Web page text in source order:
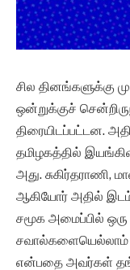
சில தினங்களுக்கு
ஒன்றுக்குச்
திரையிடப்பட்டன.
தமிழகத்தில்
அது. சுகிர்தராணி,
ஆகியோர் அதில்
சமூக அமைப்பில்
சவால்களையெல்லாம்
என்பதை அவர்கள்